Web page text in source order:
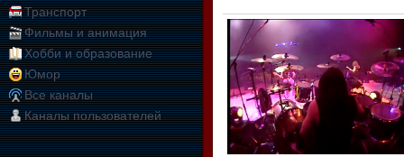
Транспорт
Фильмы и анимация
Хобби и образование
Юмор
Все каналы
Каналы пользователей